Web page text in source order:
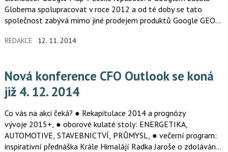
Globema spolupracovat v roce 2012 a od té doby se tato
společnost zabývá mimo jiné prodejem produktů Google GEO
REDAKCE 12. 11. 2014
Nová konference CFO Outlook se koná
již 4. 12. 2014
Co vás na akci čeká? ● Rekapitulace 2014 a prognózy
vývoje 2015+, ● oborové kulaté stoly: ENERGETIKA,
AUTOMOTIVE, STAVEBNICTVÍ, PRŮMYSL, ● večerní program:
inspirativní přednáška Krále Himalájí Radka Jaroše o zdolávání